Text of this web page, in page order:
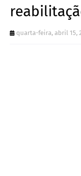
quarta-feira, abril 15,